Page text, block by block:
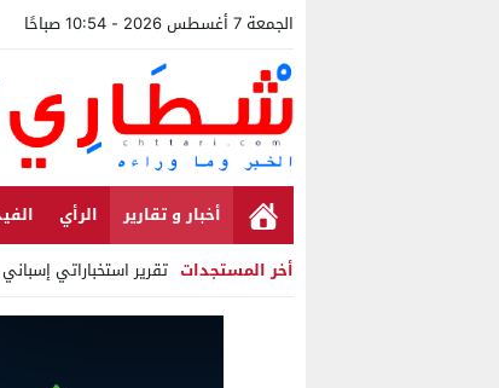
الجمعة 7 أغسطس 2026 - 10:54 صباحًا
أخبار و تقارير الرأي
أخر المستجدات تقرير استخباراتي إسباني
Stop